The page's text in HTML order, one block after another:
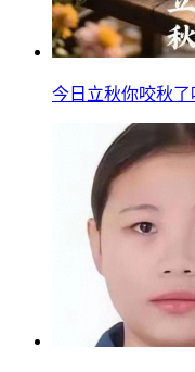
今日立秋你咬秋